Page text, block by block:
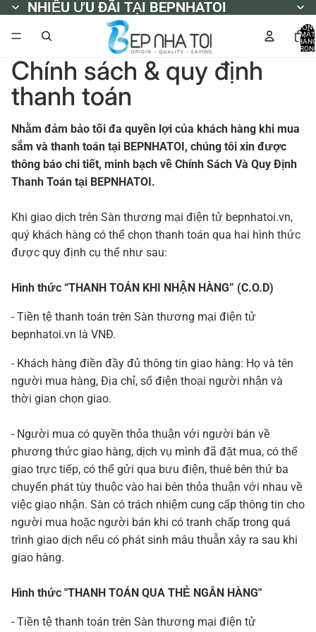
NHIỀU ƯU ĐÃI TẠI BEPNHATOI
NHIỀU ƯU ĐÃI TẠI BEPNHATOI
MẶT
Chính sách & quy định
thanh toán
Nhằm đảm bảo tối đa quyền lợi của khách hàng khi mua
sắm và thanh toán tại BEPNHATOI, chúng tôi xin được
thông báo chi tiết, minh bạch về Chính Sách Và Quy Định
Thanh Toán tại BEPNHATOI.
Khi giao dịch trên Sàn thương mại điện tử bepnhatoi.vn,
quý khách hàng có thể chọn thanh toán qua hai hình thức
được quy định cụ thể như sau:
Hình thức “THANH TOÁN KHI NHẬN HÀNG” (C.O.D)
- Tiền tệ thanh toán trên Sàn thương mại điện tử
bepnhatoi.vn là VNĐ.
- Khách hàng điền đầy đủ thông tin giao hàng: Họ và tên
người mua hàng, Địa chỉ, số điện thoại người nhận và
thời gian chọn giao.
- Người mua có quyền thỏa thuận với người bán về
phương thức giao hàng, dịch vụ mình đã đặt mua, có thể
giao trực tiếp, có thể gửi qua bưu điện, thuê bên thứ ba
chuyển phát tùy thuộc vào hai bên thỏa thuận với nhau về
việc giao nhận. Sàn có trách nhiệm cung cấp thông tin cho
người mua hoặc người bán khi có tranh chấp trong quá
trình giao dịch nếu có phát sinh mâu thuẫn xảy ra sau khi
giao hàng.
Hình thức "THANH TOÁN QUA THẺ NGÂN HÀNG"
- Tiền tệ thanh toán trên Sàn thương mại điện tử